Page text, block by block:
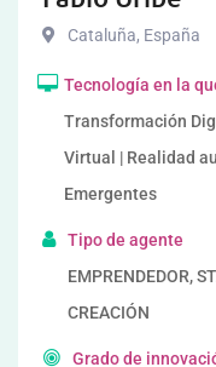
Cataluña, España
Tecnología en la
Transformación
Virtual | Realidad
Emergentes
Tipo de agente
EMPRENDEDOR,
CREACIÓN
Grado de